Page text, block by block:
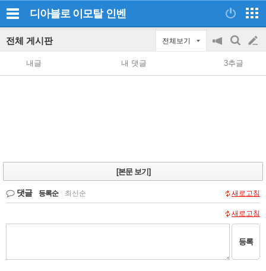
디아블로 이모탈 인벤
전체 게시판 전체보기
공
on/off
검
색
글
쓰
내글 내 댓글 3추글
[본문 보기]
댓글 등록순 최신순 새로고침
새로고침
등록